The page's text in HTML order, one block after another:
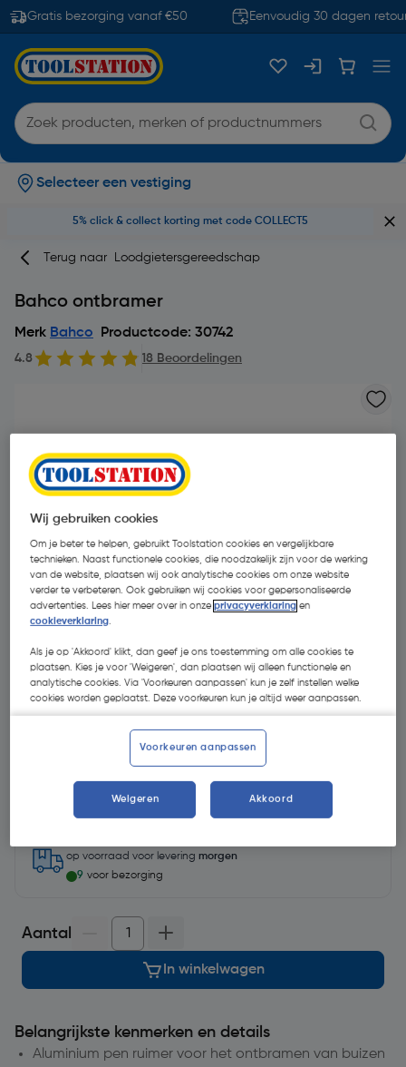
Gratis bezorging vanaf €50 Eenvoudig 30 dagen
Selecteer een vestiging
5% click & collect korting met code COLLECT5
Terug naar Loodgietersgereedschap
Bahco ontbramer
Merk Bahco Productcode: 30742
4.8 18 Beoordelingen
€ 11,29| Excl. btw € 9,33
Selecteer winkel - Bekijk voorraadniveaus en haal binnen 10
minuten op
Selecteer vestiging
op voorraad voor levering morgen
9 voor bezorging
Aantal
In winkelwagen
Belangrijkste kenmerken en details
Aluminium pen ruimer voor het ontbramen van buizen
Wij gebruiken cookies
Om je beter te helpen, gebruikt Toolstation cookies en vergelijkbare
technieken. Naast functionele cookies, die noodzakelijk zijn voor de werking
van de website, plaatsen wij ook analytische cookies om onze website
verder te verbeteren. Ook gebruiken wij cookies voor gepersonaliseerde
advertenties. Lees hier meer over in onzeprivacyverklaring en
cookieverklaring.
Als je op 'Akkoord' klikt, dan geef je ons toestemming om alle cookies te
plaatsen. Kies je voor 'Weigeren', dan plaatsen wij alleen functionele en
analytische cookies. Via 'Voorkeuren aanpassen' kun je zelf instellen welke
cookies worden geplaatst. Deze voorkeuren kun je altijd weer aanpassen.
Voorkeuren aanpassen
Weigeren Akkoord